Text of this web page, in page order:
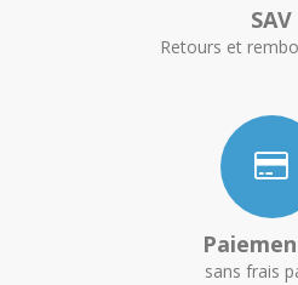
SAV
Retours et
sans frais